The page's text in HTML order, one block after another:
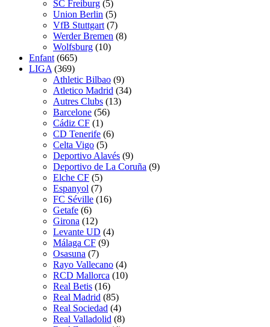
SC Freiburg (5)
Union Berlin (5)
VfB Stuttgart (7)
Werder Bremen (8)
Wolfsburg (10)
Enfant (665)
LIGA (369)
Athletic Bilbao (9)
Atletico Madrid (34)
Autres Clubs (13)
Barcelone (56)
Cádiz CF (1)
CD Tenerife (6)
Celta Vigo (5)
Deportivo Alavés (9)
Deportivo de La Coruña (9)
Elche CF (5)
Espanyol (7)
FC Séville (16)
Getafe (6)
Girona (12)
Levante UD (4)
Málaga CF (9)
Osasuna (7)
Rayo Vallecano (4)
RCD Mallorca (10)
Real Betis (16)
Real Madrid (85)
Real Sociedad (4)
Real Valladolid (8)